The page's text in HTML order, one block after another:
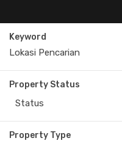
Keyword
Property Status
Status
Property Type